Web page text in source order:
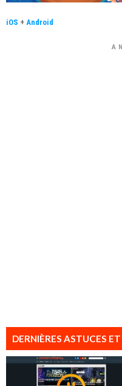
iOS + Android
DERNIÈRES ASTUCES